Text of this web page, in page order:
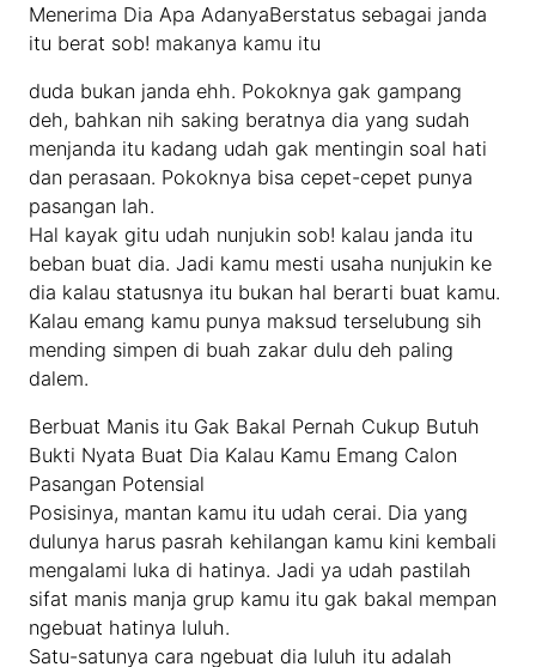
Menerima Dia Apa AdanyaBerstatus sebagai janda
itu berat sob! makanya kamu itu
duda bukan janda ehh. Pokoknya gak gampang
deh, bahkan nih saking beratnya dia yang sudah
menjanda itu kadang udah gak mentingin soal hati
dan perasaan. Pokoknya bisa cepet-cepet punya
pasangan lah.
Hal kayak gitu udah nunjukin sob! kalau janda itu
beban buat dia. Jadi kamu mesti usaha nunjukin ke
dia kalau statusnya itu bukan hal berarti buat kamu.
Kalau emang kamu punya maksud terselubung sih
mending simpen di buah zakar dulu deh paling
dalem.
Berbuat Manis itu Gak Bakal Pernah Cukup Butuh
Bukti Nyata Buat Dia Kalau Kamu Emang Calon
Pasangan Potensial
Posisinya, mantan kamu itu udah cerai. Dia yang
dulunya harus pasrah kehilangan kamu kini kembali
mengalami luka di hatinya. Jadi ya udah pastilah
sifat manis manja grup kamu itu gak bakal mempan
ngebuat hatinya luluh.
Satu-satunya cara ngebuat dia luluh itu adalah